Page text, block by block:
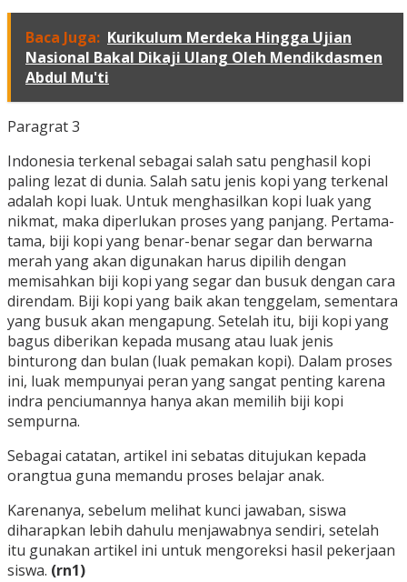
Baca Juga: Kurikulum Merdeka Hingga Ujian
Nasional Bakal Dikaji Ulang Oleh Mendikdasmen
Abdul Mu'ti
Paragrat 3
Indonesia terkenal sebagai salah satu penghasil kopi
paling lezat di dunia. Salah satu jenis kopi yang terkenal
adalah kopi luak. Untuk menghasilkan kopi luak yang
nikmat, maka diperlukan proses yang panjang. Pertama-
tama, biji kopi yang benar-benar segar dan berwarna
merah yang akan digunakan harus dipilih dengan
memisahkan biji kopi yang segar dan busuk dengan cara
direndam. Biji kopi yang baik akan tenggelam, sementara
yang busuk akan mengapung. Setelah itu, biji kopi yang
bagus diberikan kepada musang atau luak jenis
binturong dan bulan (luak pemakan kopi). Dalam proses
ini, luak mempunyai peran yang sangat penting karena
indra penciumannya hanya akan memilih biji kopi
sempurna.
Sebagai catatan, artikel ini sebatas ditujukan kepada
orangtua guna memandu proses belajar anak.
Karenanya, sebelum melihat kunci jawaban, siswa
diharapkan lebih dahulu menjawabnya sendiri, setelah
itu gunakan artikel ini untuk mengoreksi hasil pekerjaan
siswa. (rn1)